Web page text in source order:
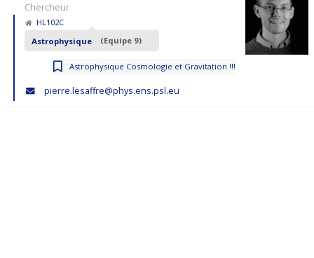
Chercheur
HL102C
Astrophysique
(Equipe 9)
Astrophysique Cosmologie et Gravitation !!!
pierre.lesaffre@phys.ens.psl.eu